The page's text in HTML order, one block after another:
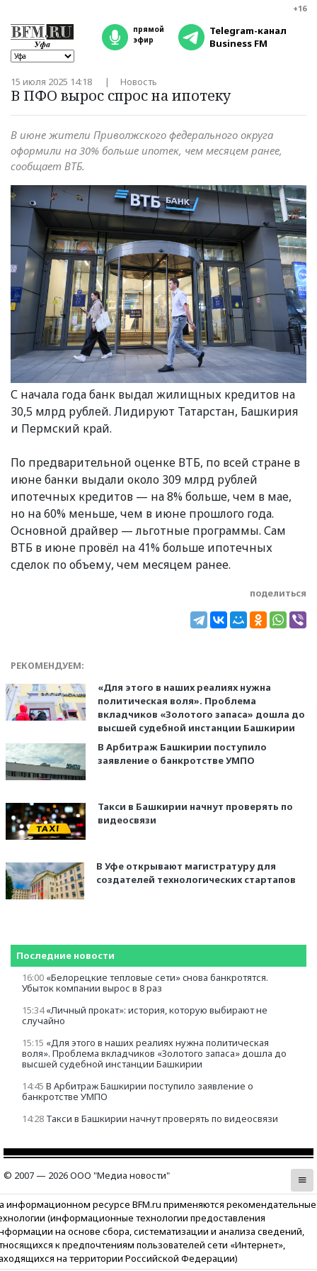
+16
прямой
эфир
Telegram-канал
Business FM
15 июля 2025 14:18 Новость
В ПФО вырос спрос на ипотеку
В июне жители Приволжского федерального округа
оформили на 30% больше ипотек, чем месяцем ранее,
сообщает ВТБ.
С начала года банк выдал жилищных кредитов на
30,5 млрд рублей. Лидируют Татарстан, Башкирия
и Пермский край.
По предварительной оценке ВТБ, по всей стране в
июне банки выдали около 309 млрд рублей
ипотечных кредитов — на 8% больше, чем в мае,
но на 60% меньше, чем в июне прошлого года.
Основной драйвер — льготные программы. Сам
ВТБ в июне провёл на 41% больше ипотечных
сделок по объему, чем месяцем ранее.
поделиться
РЕКОМЕНДУЕМ:
«Для этого в наших реалиях нужна
политическая воля». Проблема
вкладчиков «Золотого запаса» дошла до
высшей судебной инстанции Башкирии
В Арбитраж Башкирии поступило
заявление о банкротстве УМПО
Такси в Башкирии начнут проверять по
видеосвязи
В Уфе открывают магистратуру для
создателей технологических стартапов
Последние новости
16:00 «Белорецкие тепловые сети» cнова банкротятся.
Убыток компании вырос в 8 раз
15:34 «Личный прокат»: история, которую выбирают не
случайно
15:15 «Для этого в наших реалиях нужна политическая
воля». Проблема вкладчиков «Золотого запаса» дошла до
высшей судебной инстанции Башкирии
14:45 В Арбитраж Башкирии поступило заявление о
банкротстве УМПО
14:28 Такси в Башкирии начнут проверять по видеосвязи
© 2007 — 2026 ООО "Медиа новости"
информационном ресурсе BFM.ru применяются рекомендательные
(информационные технологии предоставления
на основе сбора, систематизации и анализа сведений,
к предпочтениям пользователей сети «Интернет»,
на территории Российской Федерации)